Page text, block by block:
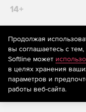
14+
На информационном
рекомендательные
предоставления
систематизации и
предпочтениям
находящихся на
Продолжая
вы соглашаетесь с
Softline может
в целях хранения
параметров и
работы веб-сайта.